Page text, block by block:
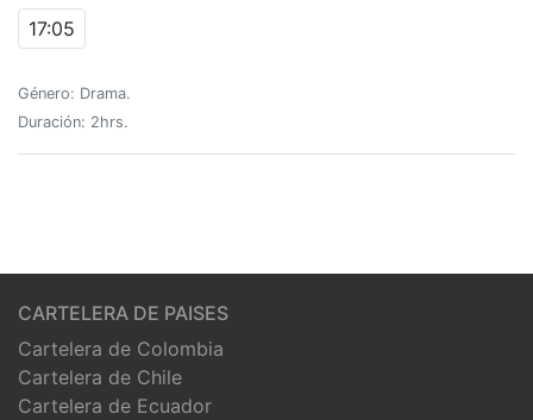
17:05
Género: Drama.
Duración: 2hrs.
CARTELERA DE PAISES
Cartelera de Colombia
Cartelera de Chile
Cartelera de Ecuador